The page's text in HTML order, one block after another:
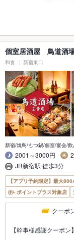
個室居酒屋 鳥道酒
和食 新宿東口
新宿/焼鳥/もつ鍋/個室/宴会/
2001～3000円
JR新宿駅 徒歩3分
【アプリ予約限定】最大
ポイントプラス対象店
クーポ
【幹事様感謝クーポ